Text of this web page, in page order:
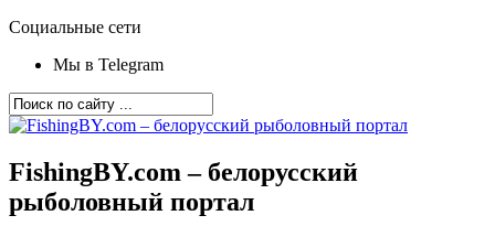
Социальные сети
Мы в Telegram
FishingBY.com – белорусский
рыболовный портал